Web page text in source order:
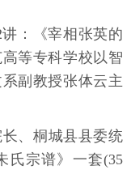
：《宰相张英的
等专科学校以智
副教授张体云主
、桐城县县委统
氏宗谱》一套(35